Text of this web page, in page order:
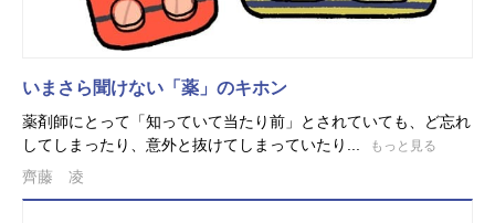
いまさら聞けない「薬」のキホン
薬剤師にとって「知っていて当たり前」とされていても、ど忘れ
してしまったり、意外と抜けてしまっていたり...
もっと見る
齊藤 凌